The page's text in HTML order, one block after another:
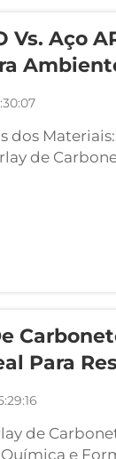
Vs. Aço
dos Materiais:
de
Cromo (CCO)
e uma
Para
de
e